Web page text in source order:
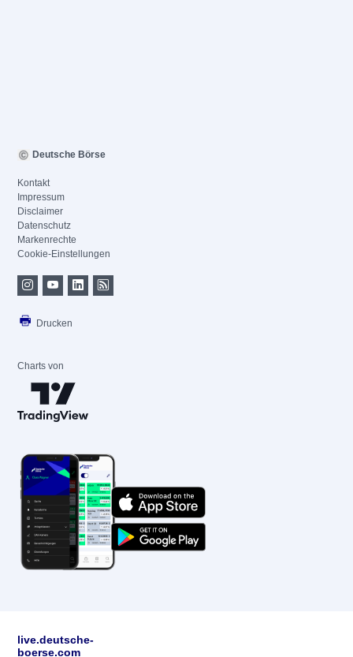
Deutsche Börse
Kontakt
Impressum
Disclaimer
Datenschutz
Markenrechte
Cookie-Einstellungen
Drucken
Charts von
live.deutsche-
boerse.com